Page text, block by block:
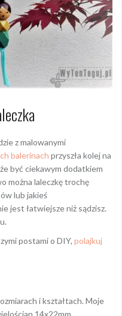
z malowanymi
balerinach przyszła kolej na
być ciekawym dodatkiem
można laleczkę trochę
lub jakieś
jest łatwiejsze niż sądzisz.
postami o DIY, polajkuj
i kształtach. Moje
14x22mm,